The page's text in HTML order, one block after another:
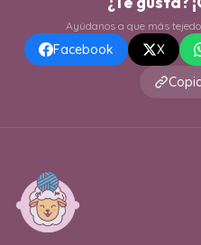
Ayúdanos a que más
Facebook X